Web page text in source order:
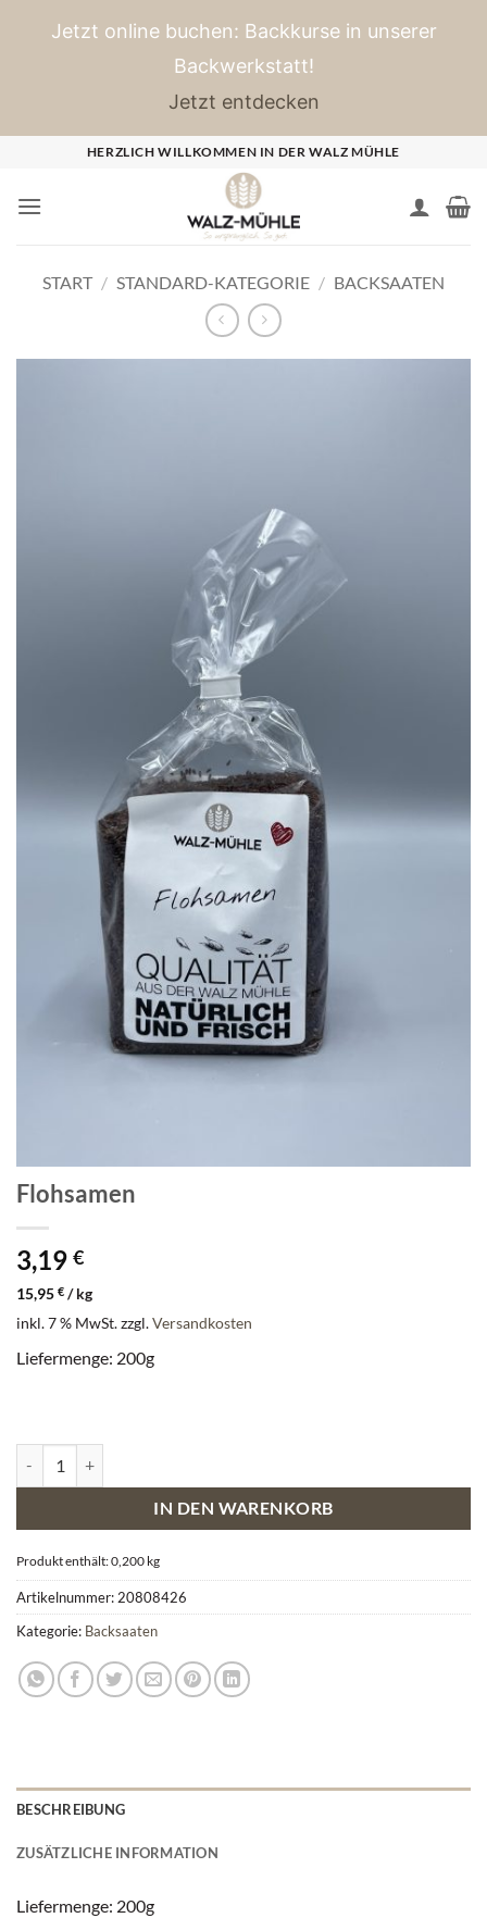
Jetzt online buchen: Backkurse in unserer
Backwerkstatt!
Jetzt entdecken
springen
HERZLICH WILLKOMMEN IN DER WALZ MÜHLE
START / STANDARD-KATEGORIE / BACKSAATEN
Flohsamen
3,19 €
15,95 € /kg
inkl. 7 % MwSt.zzgl.Versandkosten
Liefermenge: 200g
IN DEN WARENKORB
Produkt enthält: 0,200 kg
Artikelnummer:20808426
Kategorie: Backsaaten
BESCHREIBUNG
ZUSÄTZLICHE INFORMATION
Liefermenge: 200g